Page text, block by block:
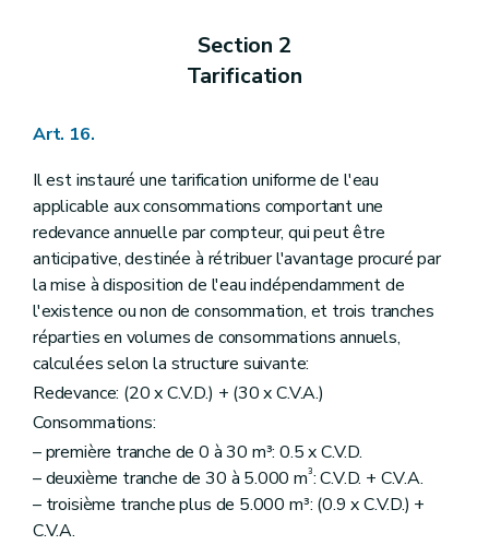
Section 2
Tarification
Art. 16.
Il est instauré une tarification uniforme de l'eau
applicable aux consommations comportant une
redevance annuelle par compteur, qui peut être
anticipative, destinée à rétribuer l'avantage procuré par
la mise à disposition de l'eau indépendamment de
l'existence ou non de consommation, et trois tranches
réparties en volumes de consommations annuels,
calculées selon la structure suivante:
Redevance: (20 x C.V.D.) + (30 x C.V.A.)
Consommations:
– première tranche de 0 à 30 m³: 0.5 x C.V.D.
– deuxième tranche de 30 à 5.000 m³: C.V.D. + C.V.A.
– troisième tranche plus de 5.000 m³: (0.9 x C.V.D.) +
C.V.A.